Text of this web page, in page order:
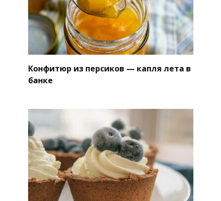
Конфитюр из персиков — капля лета в
банке